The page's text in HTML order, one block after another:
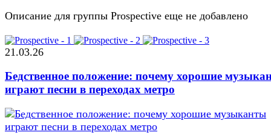
Описание для группы Prospective еще не добавлено
21.03.26
Бедственное положение: почему хорошие
играют песни в переходах метро